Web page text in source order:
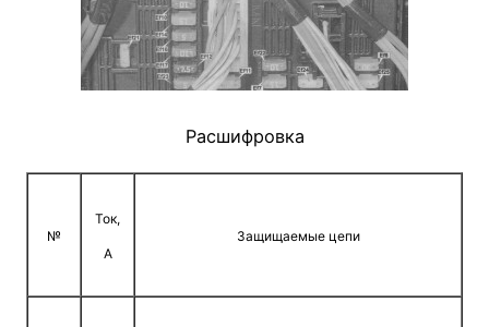
Расшифровка
№
Ток,
A
Защищаемые цепи